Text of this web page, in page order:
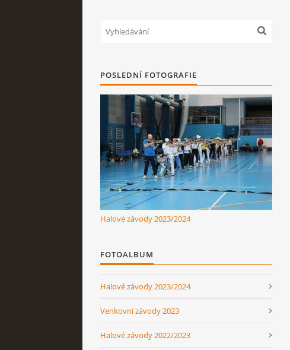
POSLEDNÍ FOTOGRAFIE
Halové závody 2023/2024
FOTOALBUM
Halové závody 2023/2024
Venkovní závody 2023
Halové závody 2022/2023